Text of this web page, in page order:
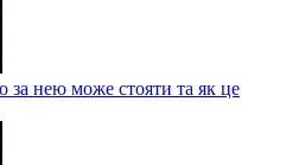
за нею може стояти та як це